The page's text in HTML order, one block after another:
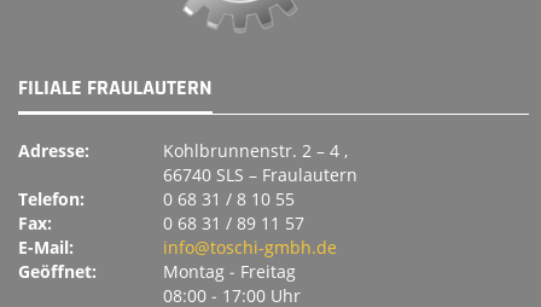
FILIALE FRAULAUTERN
Adresse:
Kohlbrunnenstr. 2 – 4 ,
66740 SLS – Fraulautern
Telefon:
0 68 31 / 8 10 55
Fax:
0 68 31 / 89 11 57
E-Mail:
info@toschi-gmbh.de
Geöffnet:
Montag ‐ Freitag
08:00 ‐ 17:00 Uhr